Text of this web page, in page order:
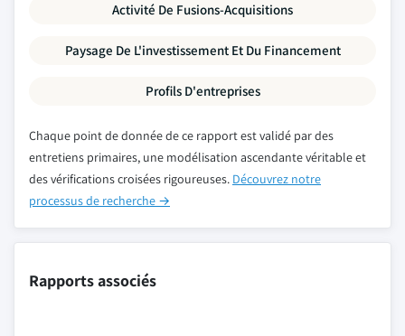
Activité De Fusions-Acquisitions
Paysage De L'investissement Et Du Financement
Profils D'entreprises
Chaque point de donnée de ce rapport est validé par des
entretiens primaires, une modélisation ascendante véritable et
des vérifications croisées rigoureuses. Découvrez notre
processus de recherche →
Rapports associés